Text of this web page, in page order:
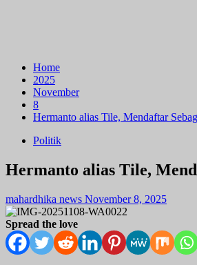
Home
2025
November
8
Hermanto alias Tile, Mendaftar
Politik
Hermanto alias Tile,
mahardhika news November 8, 2025
Spread the love